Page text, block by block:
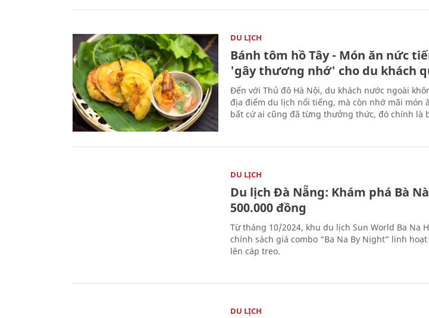
DU LỊCH
Bánh tôm hồ Tây - Món ăn nức
'gây thương nhớ' cho du khách
Đến với Thủ đô Hà Nội, du khách nước ngoài
địa điểm du lịch nổi tiếng, mà còn nhớ mãi món
bất cứ ai cũng đã từng thưởng thức, đó chính là
DU LỊCH
Du lịch Đà Nẵng: Khám phá Bà
500.000 đồng
Từ tháng 10/2024, khu du lịch Sun World Ba Na
chính sách giá combo “Ba Na By Night” linh
lên cáp treo.
DU LỊCH